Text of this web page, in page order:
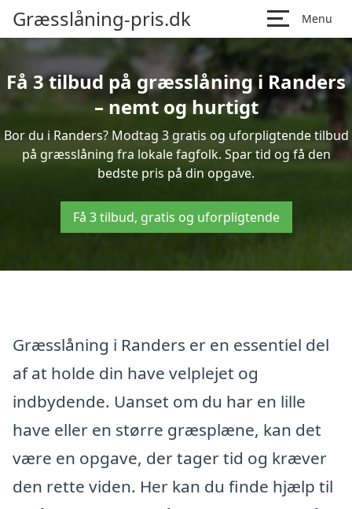
Græsslåning-pris.dk Menu
Få 3 tilbud på græsslåning i Randers
– nemt og hurtigt
Bor du i Randers? Modtag 3 gratis og uforpligtende tilbud
på græsslåning fra lokale fagfolk. Spar tid og få den
bedste pris på din opgave.
Få 3 tilbud, gratis og uforpligtende
Græsslåning i Randers er en essentiel del
af at holde din have velplejet og
indbydende. Uanset om du har en lille
have eller en større græsplæne, kan det
være en opgave, der tager tid og kræver
den rette viden. Her kan du finde hjælp til